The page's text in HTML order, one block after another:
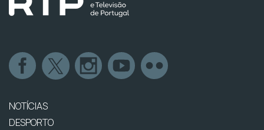
NOTÍCIAS
DESPORTO